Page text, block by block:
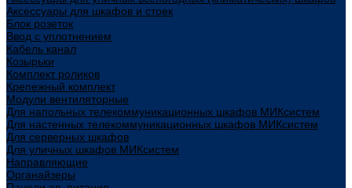
Аксессуары для шкафов и стоек
Блок розеток
Ввод с уплотнением
Кабель канал
Козырьки
Комплект роликов
Крепежный комплект
Модули вентиляторные
Для напольных телекоммуникационных шкафов МИКсистем
Для настенных телекоммуникационных шкафов МИКсистем
Для серверных шкафов
Для уличных шкафов МИКсистем
Направляющие
Органайзеры